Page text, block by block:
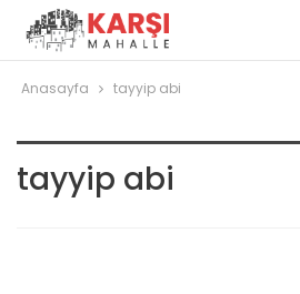
Anasayfa tayyip abi
tayyip abi